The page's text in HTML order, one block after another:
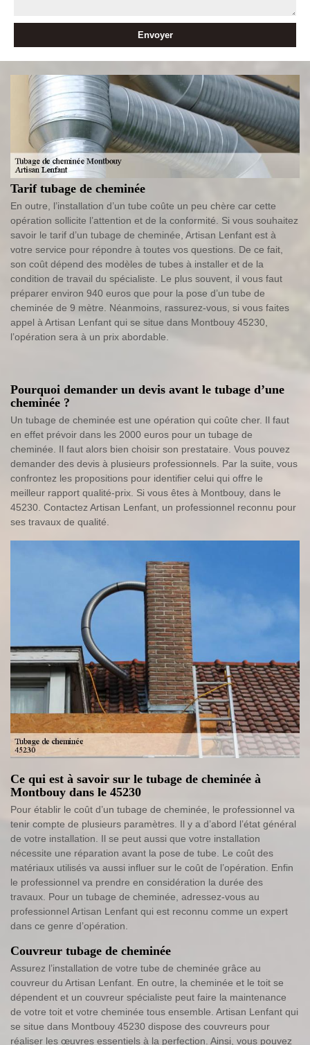
Tarif tubage de cheminée
En outre, l’installation d’un tube coûte un peu chère car cette
opération sollicite l’attention et de la conformité. Si vous souhaitez
savoir le tarif d’un tubage de cheminée, Artisan Lenfant est à
votre service pour répondre à toutes vos questions. De ce fait,
son coût dépend des modèles de tubes à installer et de la
condition de travail du spécialiste. Le plus souvent, il vous faut
préparer environ 940 euros que pour la pose d’un tube de
cheminée de 9 mètre. Néanmoins, rassurez-vous, si vous faites
appel à Artisan Lenfant qui se situe dans Montbouy 45230,
l’opération sera à un prix abordable.
Pourquoi demander un devis avant le tubage d’une
cheminée ?
Un tubage de cheminée est une opération qui coûte cher. Il faut
en effet prévoir dans les 2000 euros pour un tubage de
cheminée. Il faut alors bien choisir son prestataire. Vous pouvez
demander des devis à plusieurs professionnels. Par la suite, vous
confrontez les propositions pour identifier celui qui offre le
meilleur rapport qualité-prix. Si vous êtes à Montbouy, dans le
45230. Contactez Artisan Lenfant, un professionnel reconnu pour
ses travaux de qualité.
Ce qui est à savoir sur le tubage de cheminée à
Montbouy dans le 45230
Pour établir le coût d’un tubage de cheminée, le professionnel va
tenir compte de plusieurs paramètres. Il y a d’abord l’état général
de votre installation. Il se peut aussi que votre installation
nécessite une réparation avant la pose de tube. Le coût des
matériaux utilisés va aussi influer sur le coût de l’opération. Enfin
le professionnel va prendre en considération la durée des
travaux. Pour un tubage de cheminée, adressez-vous au
professionnel Artisan Lenfant qui est reconnu comme un expert
dans ce genre d’opération.
Couvreur tubage de cheminée
Assurez l’installation de votre tube de cheminée grâce au
couvreur du Artisan Lenfant. En outre, la cheminée et le toit se
dépendent et un couvreur spécialiste peut faire la maintenance
de votre toit et votre cheminée tous ensemble. Artisan Lenfant qui
se situe dans Montbouy 45230 dispose des couvreurs pour
réaliser les œuvres essentiels à la perfection. Ainsi, vous pouvez